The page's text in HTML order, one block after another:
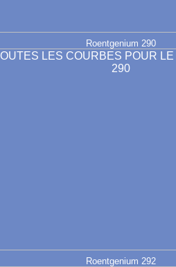
Roentgenium 290
Roentgenium 292